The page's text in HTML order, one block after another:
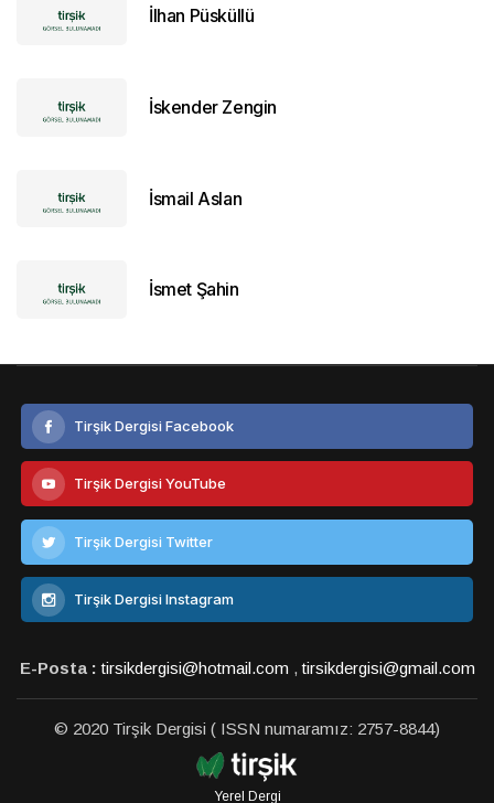
İlhan Püsküllü
İskender Zengin
İsmail Aslan
İsmet Şahin
Tirşik Dergisi Facebook
Tirşik Dergisi YouTube
Tirşik Dergisi Twitter
Tirşik Dergisi Instagram
E-Posta : tirsikdergisi@hotmail.com ,tirsikdergisi@gmail.com
© 2020 Tirşik Dergisi ( ISSN numaramız: 2757-8844)
Yerel Dergi